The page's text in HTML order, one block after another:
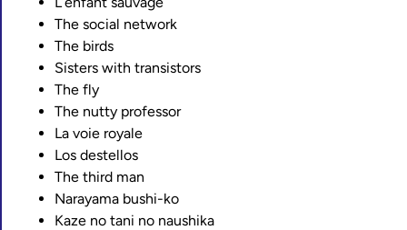
The social network
The birds
Sisters with transistors
The fly
The nutty professor
La voie royale
Los destellos
The third man
Narayama bushi-ko
Kaze no tani no naushika